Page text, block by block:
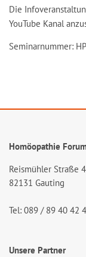
Die
YouTube Kanal
Seminarnummer:
Homöopathie
Reismühler Straße 4
82131 Gauting
Tel: 089 / 89 40 42
Unsere Partner